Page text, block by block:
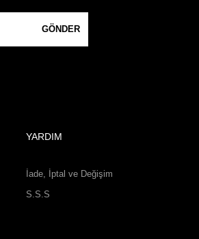
GÖNDER
YARDIM
İade, İptal ve Değişim
S.S.S